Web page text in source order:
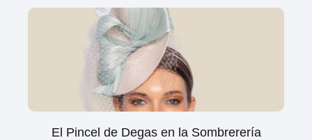
El Pincel de Degas en la Sombrerería